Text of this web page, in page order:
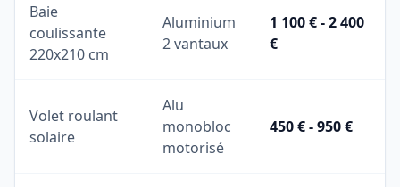
Baie
coulissante
220x210 cm
Aluminium
2 vantaux
1 100 € - 2 400
€
Volet roulant
solaire
Alu
monobloc
motorisé
450 € - 950 €